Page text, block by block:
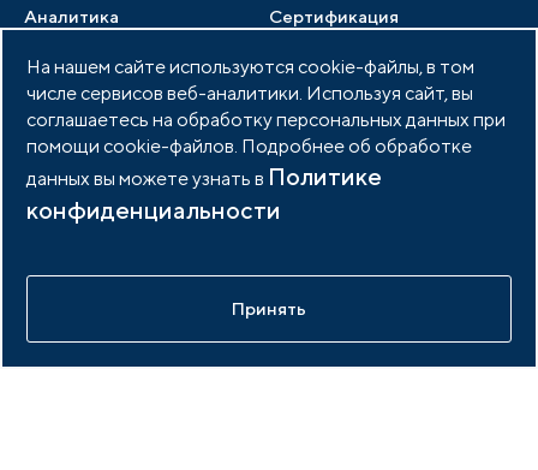
Аналитика Сертификация
Возможности портала
База знаний АИП
Вакансии отрасли Публикации
Тендеры
Члены ассоциации
Услуги ассоциации
Документы АИП
Фото и видео
Контакты
Членство в АИП Войти в личный кабинет
© 2026 Портал индустриальных парков России
На нашем сайте используются cookie-файлы, в том
числе сервисов веб-аналитики. Используя сайт, вы
соглашаетесь на обработку персональных данных при
помощи cookie-файлов. Подробнее об обработке
данных вы можете узнать в Политике
конфиденциальности
Принять